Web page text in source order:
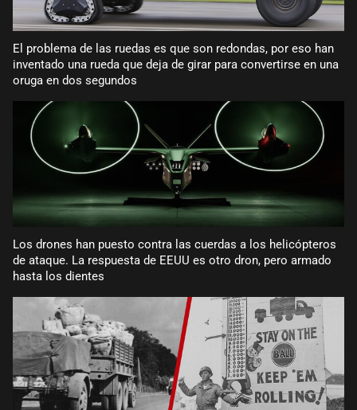
El problema de las ruedas es que son redondas, por eso han
inventado una rueda que deja de girar para convertirse en una
oruga en dos segundos
Los drones han puesto contra las cuerdas a los helicópteros
de ataque. La respuesta de EEUU es otro dron, pero armado
hasta los dientes